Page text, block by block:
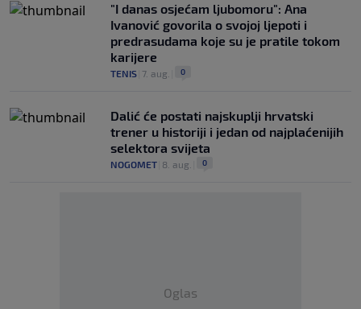
"I danas osjećam ljubomoru": Ana
Ivanović govorila o svojoj ljepoti i
predrasudama koje su je pratile tokom
karijere
TENIS 7. aug. 0
Dalić će postati najskuplji hrvatski
trener u historiji i jedan od najplaćenijih
selektora svijeta
NOGOMET 8. aug. 0
Oglas